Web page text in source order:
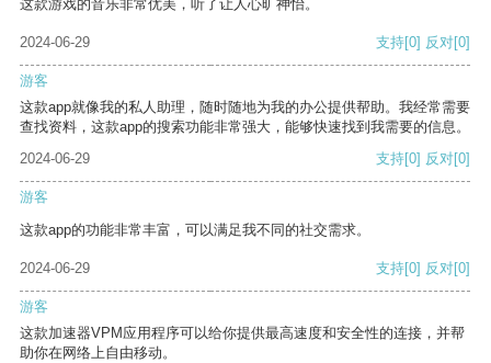
这款游戏的音乐非常优美，听了让人心旷神怡。
2024-06-29 支持[0] 反对[0]
游客
这款app就像我的私人助理，随时随地为我的办公提供帮助。我经常需要
查找资料，这款app的搜索功能非常强大，能够快速找到我需要的信息。
2024-06-29
支持[0] 反对[0]
游客
这款app的功能非常丰富，可以满足我不同的社交需求。
2024-06-29 支持[0] 反对[0]
游客
这款加速器VPM应用程序可以给你提供最高速度和安全性的连接，并帮
助你在网络上自由移动。